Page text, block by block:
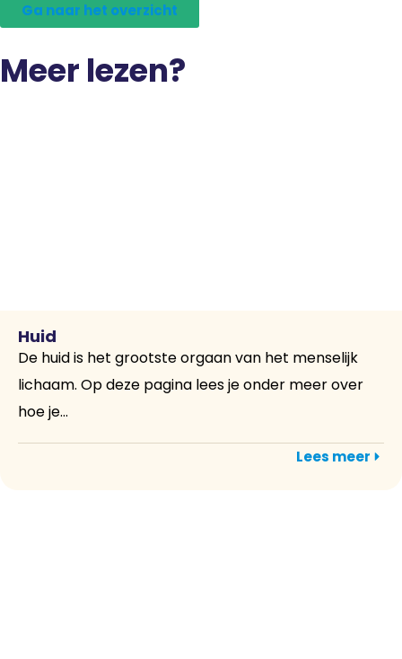
Ga naar het overzicht
Meer lezen?
Huid
De huid is het grootste orgaan van het menselijk
lichaam. Op deze pagina lees je onder meer over
hoe je...
Lees meer